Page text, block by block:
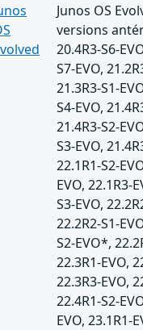
Junos OS
versions
20.4R3-S6-
S7-EVO,
21.3R3-S1-
S4-EVO,
21.4R3-S2-
S3-EVO,
22.1R1-S2-
EVO, 22.1R3-
S3-EVO,
22.2R2-S1-
S2-EVO*,
22.3R1-EVO,
22.3R3-EVO,
22.4R1-S2-
EVO, 23.1R1-